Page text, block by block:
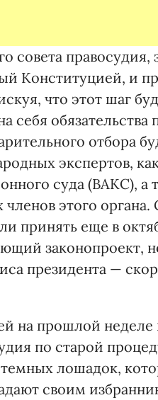
совета
Конституцией, и
что этот шаг
себя
отбора
экспертов,
суда (ВАКС), а
этого органа.
принять еще в
законопроект,
президента —
на прошлой
по старой
лошадок,
своим